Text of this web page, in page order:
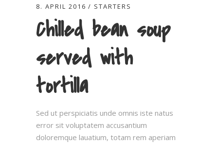
8. APRIL 2016 STARTERS
Chilled bean soup
served with
tortilla
Sed ut perspiciatis unde omnis iste natus
error sit voluptatem accusantium
doloremque lauatium, totam rem aperiam